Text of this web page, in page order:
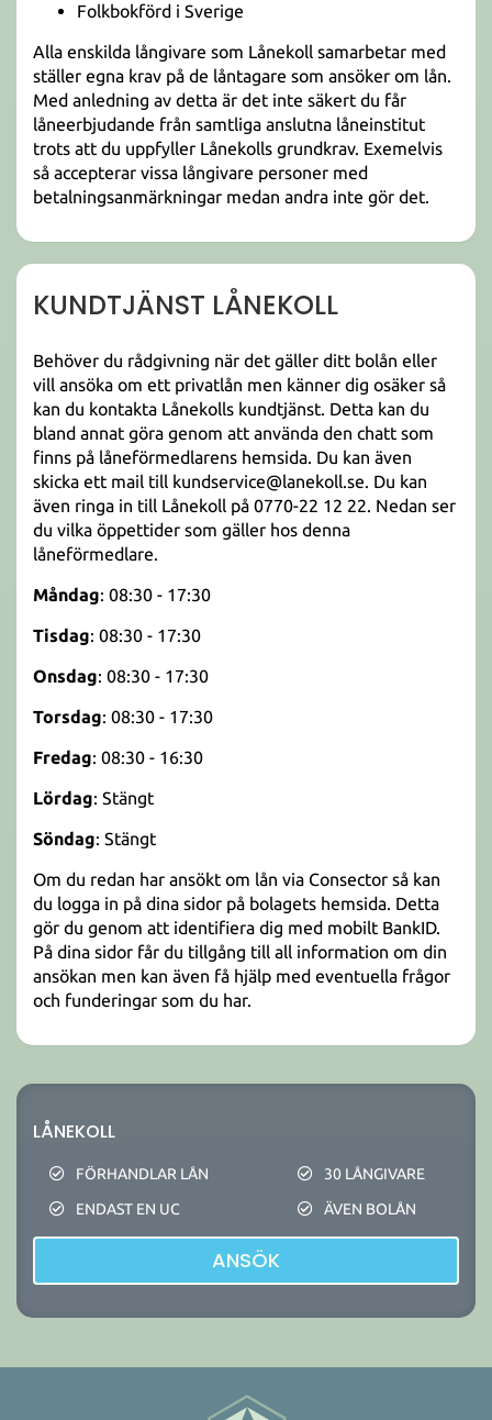
Folkbokförd i Sverige
Alla enskilda långivare som Lånekoll samarbetar med
ställer egna krav på de låntagare som ansöker om lån.
Med anledning av detta är det inte säkert du får
låneerbjudande från samtliga anslutna låneinstitut
trots att du uppfyller Lånekolls grundkrav. Exemelvis
så accepterar vissa långivare personer med
betalningsanmärkningar medan andra inte gör det.
KUNDTJÄNST LÅNEKOLL
Behöver du rådgivning när det gäller ditt bolån eller
vill ansöka om ett privatlån men känner dig osäker så
kan du kontakta Lånekolls kundtjänst. Detta kan du
bland annat göra genom att använda den chatt som
finns på låneförmedlarens hemsida. Du kan även
skicka ett mail till kundservice@lanekoll.se. Du kan
även ringa in till Lånekoll på 0770-22 12 22. Nedan ser
du vilka öppettider som gäller hos denna
låneförmedlare.
Måndag: 08:30 - 17:30
Tisdag: 08:30 - 17:30
Onsdag: 08:30 - 17:30
Torsdag: 08:30 - 17:30
Fredag: 08:30 - 16:30
Lördag: Stängt
Söndag: Stängt
Om du redan har ansökt om lån via Consector så kan
du logga in på dina sidor på bolagets hemsida. Detta
gör du genom att identifiera dig med mobilt BankID.
På dina sidor får du tillgång till all information om din
ansökan men kan även få hjälp med eventuella frågor
och funderingar som du har.
LÅNEKOLL
FÖRHANDLAR LÅN
ENDAST EN UC
30 LÅNGIVARE
ÄVEN BOLÅN
ANSÖK